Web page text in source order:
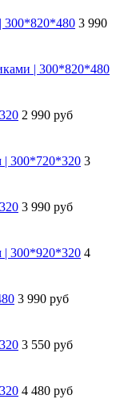
300*820*480 3 990
| 300*820*480
2 990 руб
| 300*720*320 3
3 990 руб
| 300*920*320 4
3 990 руб
3 550 руб
4 480 руб